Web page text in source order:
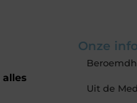
Onze
Uit de